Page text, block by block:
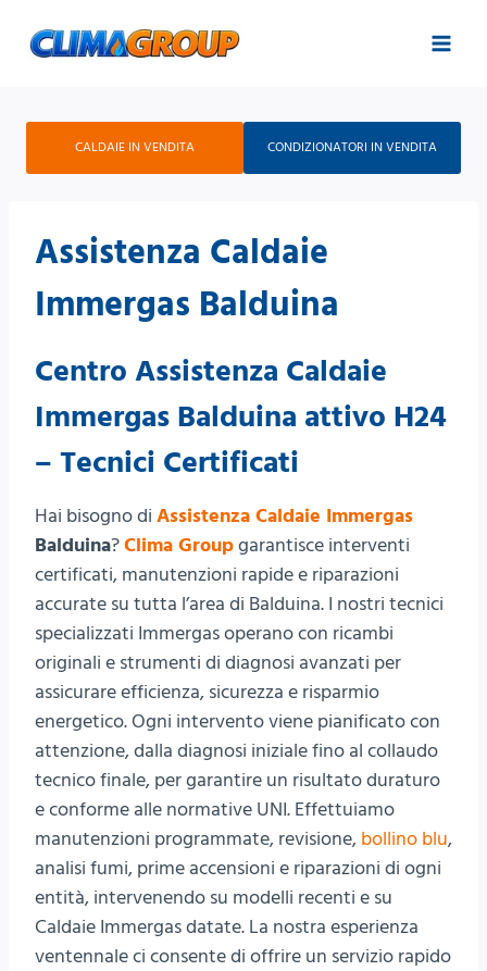
CALDAIE IN VENDITA CONDIZIONATORI IN VENDITA
Assistenza Caldaie
Immergas Balduina
Centro Assistenza Caldaie
Immergas Balduina attivo H24
– Tecnici Certificati
Hai bisogno di Assistenza Caldaie Immergas
Balduina?Clima Groupgarantisce interventi
certificati, manutenzioni rapide e riparazioni
accurate su tutta l’area di Balduina. I nostri tecnici
specializzati Immergas operano con ricambi
originali e strumenti di diagnosi avanzati per
assicurare efficienza, sicurezza e risparmio
energetico. Ogni intervento viene pianificato con
attenzione, dalla diagnosi iniziale fino al collaudo
tecnico finale, per garantire un risultato duraturo
e conforme alle normative UNI. Effettuiamo
manutenzioni programmate, revisione, bollino blu,
analisi fumi, prime accensioni e riparazioni di ogni
entità, intervenendo su modelli recenti e su
Caldaie Immergas datate. La nostra esperienza
ventennale ci consente di offrire un servizio rapido